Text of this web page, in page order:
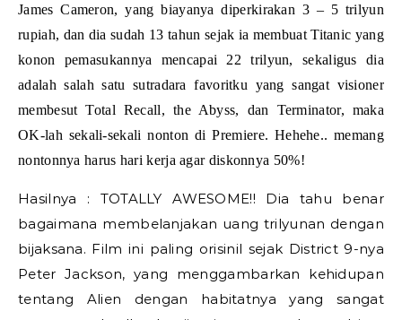
James Cameron, yang biayanya diperkirakan 3 – 5 trilyun
rupiah, dan dia sudah 13 tahun sejak ia membuat Titanic yang
konon pemasukannya mencapai 22 trilyun, sekaligus dia
adalah salah satu sutradara favoritku yang sangat visioner
membesut Total Recall, the Abyss, dan Terminator, maka
OK-lah sekali-sekali nonton di Premiere. Hehehe.. memang
nontonnya harus hari kerja agar diskonnya 50%!
Hasilnya : TOTALLY AWESOME!! Dia tahu benar
bagaimana membelanjakan uang trilyunan dengan
bijaksana. Film ini paling orisinil sejak District 9-nya
Peter Jackson, yang menggambarkan kehidupan
tentang Alien dengan habitatnya yang sangat